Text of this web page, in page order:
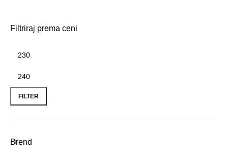
Filtriraj prema ceni
Min
price
Max
price
FILTER
Brend